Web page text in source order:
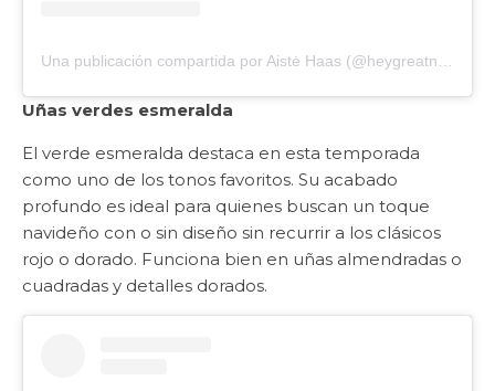
Uñas verdes esmeralda
El verde esmeralda destaca en esta temporada
como uno de los tonos favoritos. Su acabado
profundo es ideal para quienes buscan un toque
navideño con o sin diseño sin recurrir a los clásicos
rojo o dorado. Funciona bien en uñas almendradas o
cuadradas y detalles dorados.